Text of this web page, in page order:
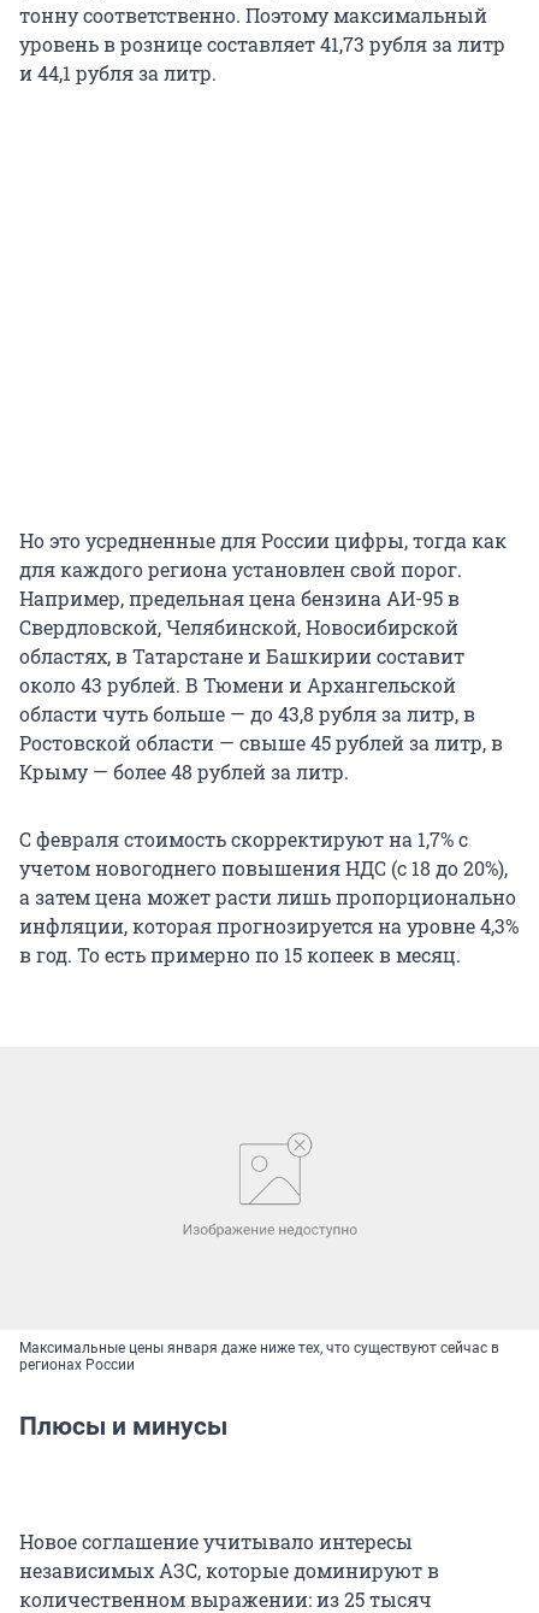
тонну соответственно. Поэтому максимальный
уровень в рознице составляет 41,73 рубля за литр
и 44,1 рубля за литр.
Но это усредненные для России цифры, тогда как
для каждого региона установлен свой порог.
Например, предельная цена бензина АИ-95 в
Свердловской, Челябинской, Новосибирской
областях, в Татарстане и Башкирии составит
около 43 рублей. В Тюмени и Архангельской
области чуть больше — до 43,8 рубля за литр, в
Ростовской области — свыше 45 рублей за литр, в
Крыму — более 48 рублей за литр.
С февраля стоимость скорректируют на 1,7% с
учетом новогоднего повышения НДС (с 18 до 20%),
а затем цена может расти лишь пропорционально
инфляции, которая прогнозируется на уровне 4,3%
в год. То есть примерно по 15 копеек в месяц.
Максимальные цены января даже ниже тех, что существуют сейчас в
регионах России
Плюсы и минусы
Новое соглашение учитывало интересы
независимых АЗС, которые доминируют в
количественном выражении: из 25 тысяч